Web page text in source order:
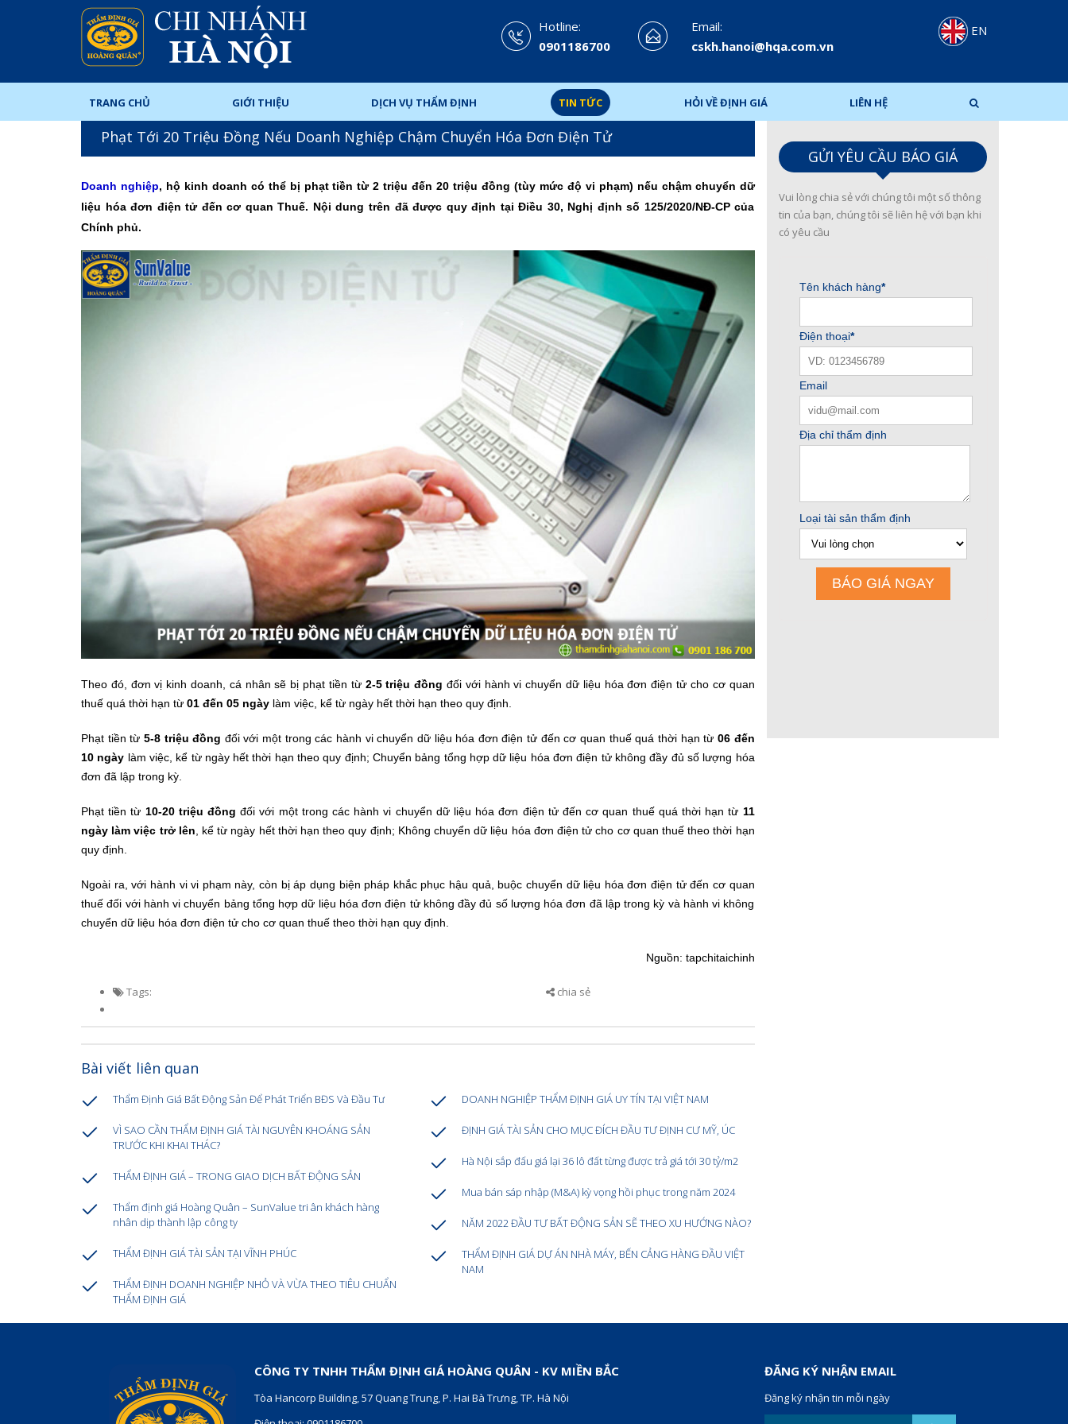
Hotline:
0901186700
Email:
cskh.hanoi@hqa.com.vn
EN
TRANG CHỦ GIỚI THIỆU DỊCH VỤ THẨM ĐỊNH TIN TỨC HỎI VỀ ĐỊNH GIÁ LIÊN HỆ
Phạt Tới 20 Triệu Đồng Nếu Doanh Nghiệp Chậm Chuyển Hóa Đơn Điện Tử
Doanh nghiệp, hộ kinh doanh có thể bị phạt tiền từ 2 triệu đến 20 triệu đồng (tùy mức độ vi phạm) nếu chậm chuyển dữ
liệu hóa đơn điện tử đến cơ quan Thuế. Nội dung trên đã được quy định tại Điều 30, Nghị định số 125/2020/NĐ-CP của
Chính phủ.
Theo đó, đơn vị kinh doanh, cá nhân sẽ bị phạt tiền từ 2-5 triệu đồng đối với hành vi chuyển dữ liệu hóa đơn điện tử cho cơ quan
thuế quá thời hạn từ 01 đến 05 ngày làm việc, kể từ ngày hết thời hạn theo quy định.
Phạt tiền từ 5-8 triệu đồng đối với một trong các hành vi chuyển dữ liệu hóa đơn điện tử đến cơ quan thuế quá thời hạn từ 06 đến
10 ngày làm việc, kể từ ngày hết thời hạn theo quy định; Chuyển bảng tổng hợp dữ liệu hóa đơn điện tử không đầy đủ số lượng hóa
đơn đã lập trong kỳ.
Phạt tiền từ 10-20 triệu đồng đối với một trong các hành vi chuyển dữ liệu hóa đơn điện tử đến cơ quan thuế quá thời hạn từ 11
ngày làm việc trở lên , kể từ ngày hết thời hạn theo quy định; Không chuyển dữ liệu hóa đơn điện tử cho cơ quan thuế theo thời hạn
quy định.
Ngoài ra, với hành vi vi phạm này, còn bị áp dụng biện pháp khắc phục hậu quả, buộc chuyển dữ liệu hóa đơn điện tử đến cơ quan
thuế đối với hành vi chuyển bảng tổng hợp dữ liệu hóa đơn điện tử không đầy đủ số lượng hóa đơn đã lập trong kỳ và hành vi không
chuyển dữ liệu hóa đơn điện tử cho cơ quan thuế theo thời hạn quy định.
Nguồn: tapchitaichinh
Tags: chia sẻ
Bài viết liên quan
Thẩm Định Giá Bất Động Sản Để Phát Triển BĐS Và Đầu Tư
VÌ SAO CẦN THẨM ĐỊNH GIÁ TÀI NGUYÊN KHOÁNG SẢN
TRƯỚC KHI KHAI THÁC?
THẨM ĐỊNH GIÁ – TRONG GIAO DỊCH BẤT ĐỘNG SẢN
Thẩm định giá Hoàng Quân – SunValue tri ân khách hàng
nhân dịp thành lập công ty
THẨM ĐỊNH GIÁ TÀI SẢN TẠI VĨNH PHÚC
THẨM ĐỊNH DOANH NGHIỆP NHỎ VÀ VỪA THEO TIÊU CHUẨN
THẨM ĐỊNH GIÁ
DOANH NGHIỆP THẨM ĐỊNH GIÁ UY TÍN TẠI VIỆT NAM
ĐỊNH GIÁ TÀI SẢN CHO MỤC ĐÍCH ĐẦU TƯ ĐỊNH CƯ MỸ, ÚC
Hà Nội sắp đấu giá lại 36 lô đất từng được trả giá tới 30 tỷ/m2
Mua bán sáp nhập (M&A) kỳ vọng hồi phục trong năm 2024
NĂM 2022 ĐẦU TƯ BẤT ĐỘNG SẢN SẼ THEO XU HƯỚNG NÀO?
THẨM ĐỊNH GIÁ DỰ ÁN NHÀ MÁY, BẾN CẢNG HÀNG ĐẦU VIỆT
NAM
GỬI YÊU CẦU BÁO GIÁ
Vui lòng chia sẻ với chúng tôi một số thông
tin của bạn, chúng tôi sẽ liên hệ với bạn khi
có yêu cầu
CÔNG TY TNHH THẨM ĐỊNH GIÁ HOÀNG QUÂN - KV MIỀN BẮC
Tòa Hancorp Building, 57 Quang Trung, P. Hai Bà Trưng, TP. Hà Nội
ĐĂNG KÝ NHẬN EMAIL
Đăng ký nhận tin mỗi ngày